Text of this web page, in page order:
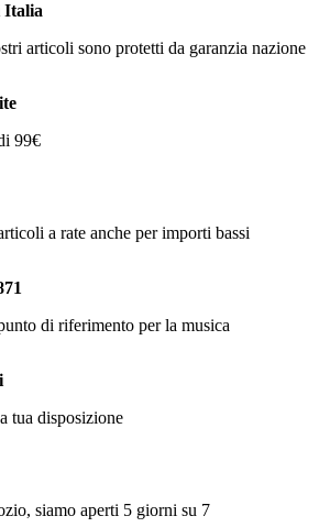
Italia
articoli sono protetti da garanzia nazione
99€
a rate anche per importi bassi
di riferimento per la musica
tua disposizione
siamo aperti 5 giorni su 7